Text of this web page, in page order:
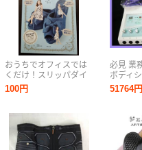
おうちでオフィスでは
くだけ！スリッパダイ
エット
100円
必見 業
ボディ
極パッ
テ 取説
肪燃焼
51764円